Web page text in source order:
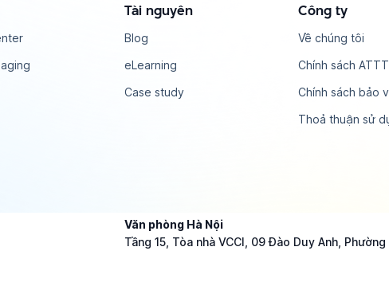
Tài nguyên
Blog
eLearning
Case study
Công ty
Về chúng tôi
Chính sách ATTT
Chính sách bảo
Thoả thuận sử
Văn phòng Hà Nội
Tầng 15, Tòa nhà VCCI, 09 Đào Duy Anh,